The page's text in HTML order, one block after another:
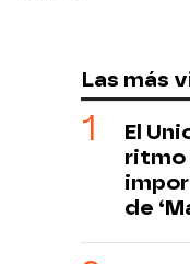
Las más
El
ritmo
de